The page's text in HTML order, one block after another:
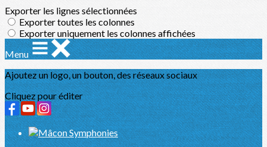
Exporter les lignes sélectionnées
Exporter toutes les colonnes
Exporter uniquement les colonnes affichées
Menu
Ajoutez un logo, un bouton, des réseaux sociaux
Cliquez pour éditer